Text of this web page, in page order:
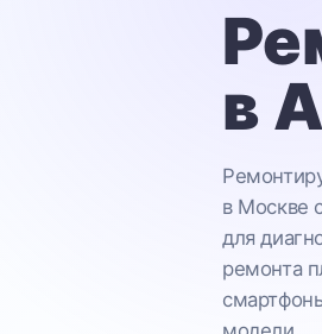
в
в Москве
для
ремонта